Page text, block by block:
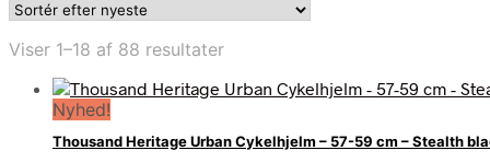
Viser 1–18 af 88 resultaterSorteret
seneste
Nyhed!
Thousand Heritage Urban Cykelhjelm – 57-59 cm – Stealth